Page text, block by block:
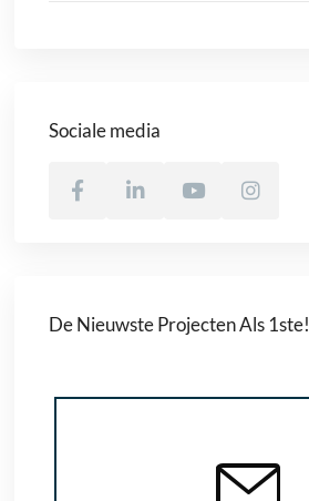
Sociale media
De Nieuwste Projecten Als 1ste!